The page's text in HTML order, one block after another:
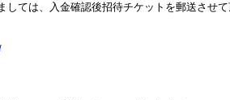
ては、入金確認後招待チケットを郵送させて